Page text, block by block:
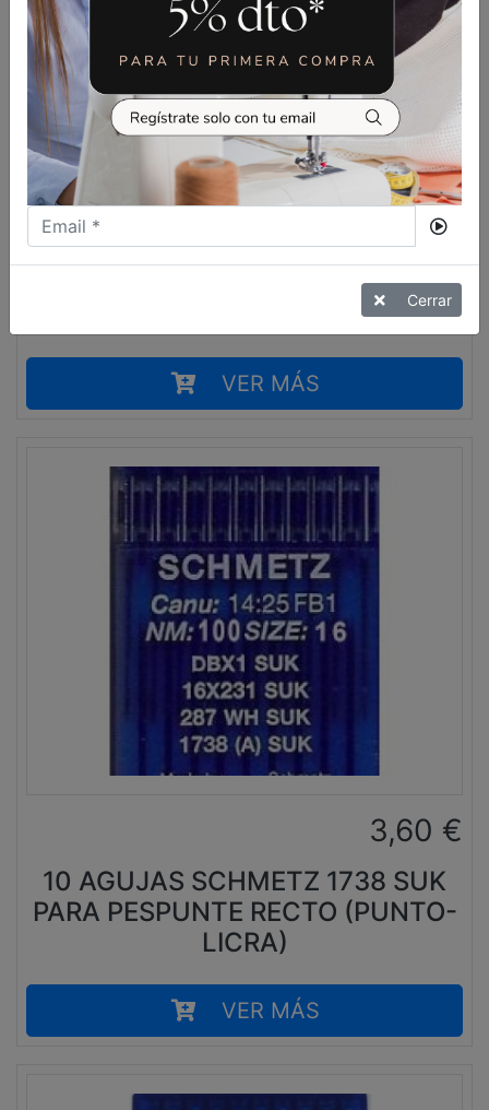
3,60 €
10 AGUJAS SCHMETZ 1738 -
287WH PARA PESPUNTE RECTO
VER MÁS
3,60 €
10 AGUJAS SCHMETZ 1738 SUK
PARA PESPUNTE RECTO (PUNTO-
LICRA)
VER MÁS
Cerrar